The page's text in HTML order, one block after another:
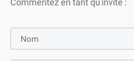
Commentez en tant qu'invité :